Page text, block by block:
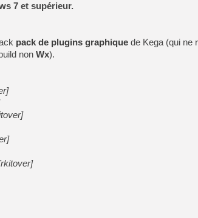
[GK] Palworld Online est
[GK] Wuchang 2 : le
[GK] Minecraft et ses «
7 et supérieur.
pack de plugins graphique de Kega (qui ne
non Wx).